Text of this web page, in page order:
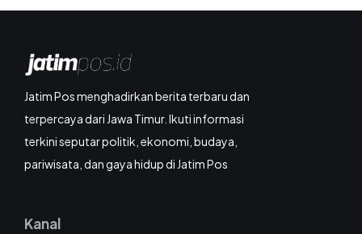
Jatim Pos menghadirkan berita terbaru dan
terpercaya dari Jawa Timur. Ikuti informasi
terkini seputar politik, ekonomi, budaya,
pariwisata, dan gaya hidup di Jatim Pos
Kanal